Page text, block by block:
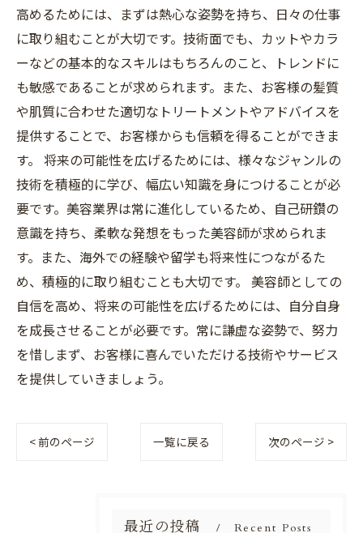
高めるためには、まずは熱心な姿勢を持ち、日々の仕事
に取り組むことが大切です。技術面でも、カットやカラ
ーなどの基本的なスキルはもちろんのこと、トレンドに
も敏感であることが求められます。また、お客様の髪質
や肌質に合わせた適切なトリートメントやアドバイスを
提供することで、お客様からも信頼を得ることができま
す。 将来の可能性を広げるためには、様々なジャンルの
技術を積極的に学び、幅広い知識を身につけることが必
要です。美容業界は常に進化しているため、自己研鑽の
意識を持ち、柔軟な発想をもった美容師が求められま
す。また、海外での経験や留学も将来性につながるた
め、積極的に取り組むことも大切です。 美容師としての
自信を高め、将来の可能性を広げるためには、自分自身
を成長させることが必要です。常に謙虚な姿勢で、努力
を惜しまず、お客様に喜んでいただける技術やサービス
を提供していきましょう。
< 前のページ 一覧に戻る 次のページ >
最近の投稿 Recent Posts